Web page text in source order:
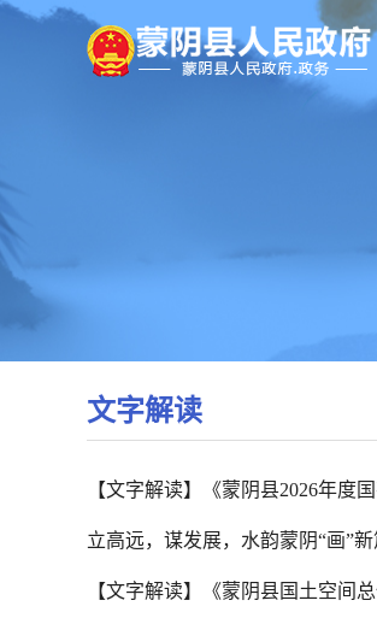
文字解读
【文字解读】《蒙阴县2026年度
立高远，谋发展，水韵蒙阴“画”
【文字解读】《蒙阴县国土空间